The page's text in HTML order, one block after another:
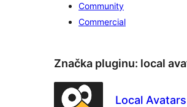
Community
Commercial
Značka pluginu: local
Local